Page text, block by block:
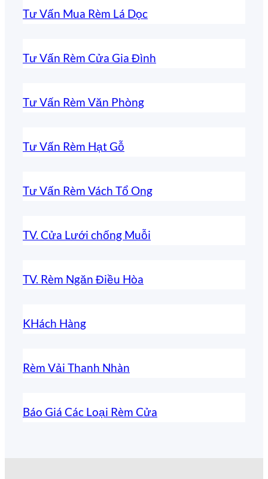
Tư Vấn Mua Rèm Lá Dọc
Tư Vấn Rèm Cửa Gia Đình
Tư Vấn Rèm Văn Phòng
Tư Vấn Rèm Hạt Gỗ
Tư Vấn Rèm Vách Tổ Ong
TV. Cửa Lưới chống Muỗi
TV. Rèm Ngăn Điều Hòa
KHách Hàng
Rèm Vải Thanh Nhàn
Báo Giá Các Loại Rèm Cửa